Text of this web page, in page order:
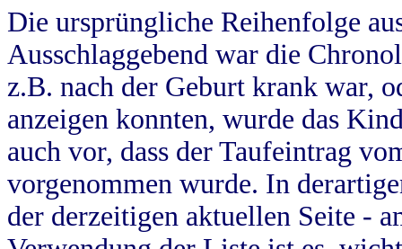
Die ursprüngliche Reihenfolge
Ausschlaggebend war die
z.B. nach der Geburt krank war,
anzeigen konnten, wurde das
auch vor, dass der Taufeintrag
vorgenommen wurde. In
der derzeitigen aktuellen Seite -